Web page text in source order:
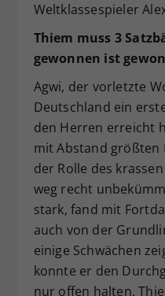
Weltklassespieler
Thiem muss 3
gewonnen ist
Agwi, der vorletzte
Deutschland ein
den Herren erreicht
mit Abstand größten
der Rolle des
weg recht
stark, fand mit
auch von der
einige Schwächen
konnte er den
nur offen halten.